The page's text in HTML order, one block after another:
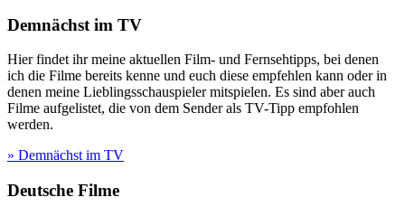
Demnächst im TV
Hier findet ihr meine aktuellen Film- und Fernsehtipps, bei denen
ich die Filme bereits kenne und euch diese empfehlen kann oder in
denen meine Lieblingsschauspieler mitspielen. Es sind aber auch
Filme aufgelistet, die von dem Sender als TV-Tipp empfohlen
werden.
» Demnächst im TV
Deutsche Filme